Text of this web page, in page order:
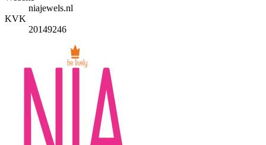
niajewels.nl
KVK
20149246